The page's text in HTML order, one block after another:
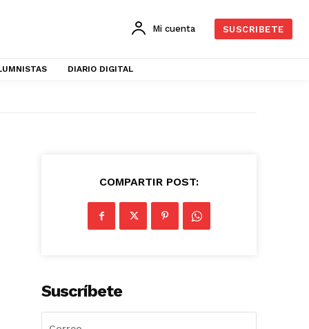
Mi cuenta SUSCRIBETE
DIARIO DIGITAL
COMPARTIR POST:
Suscríbete